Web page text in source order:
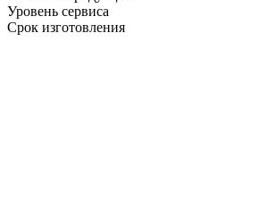
Уровень сервиса
Срок изготовления